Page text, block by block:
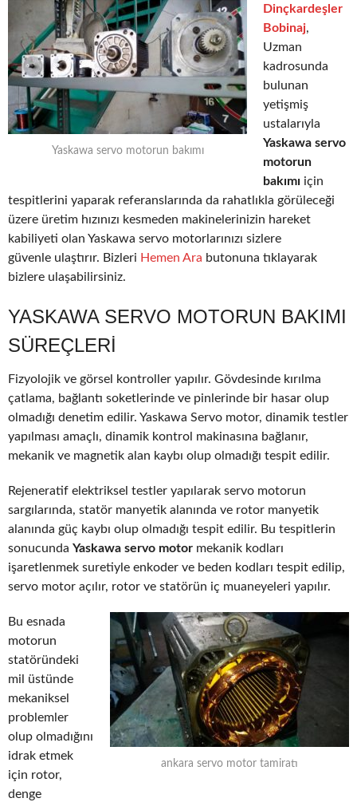
Yaskawa servo motorun bakımı
Dinçkardeşler
Bobinaj,
Uzman
kadrosunda
bulunan
yetişmiş
ustalarıyla
Yaskawa servo
motorun
bakımı için
tespitlerini yaparak referanslarında da rahatlıkla görüleceği
üzere üretim hızınızı kesmeden makinelerinizin hareket
kabiliyeti olan Yaskawa servo motorlarınızı sizlere
güvenle ulaştırır. Bizleri Hemen Ara butonuna tıklayarak
bizlere ulaşabilirsiniz.
YASKAWA SERVO MOTORUN BAKIMI
SÜREÇLERI
Fizyolojik ve görsel kontroller yapılır. Gövdesinde kırılma
çatlama, bağlantı soketlerinde ve pinlerinde bir hasar olup
olmadığı denetim edilir. Yaskawa Servo motor, dinamik testler
yapılması amaçlı, dinamik kontrol makinasına bağlanır,
mekanik ve magnetik alan kaybı olup olmadığı tespit edilir.
Rejeneratif elektriksel testler yapılarak servo motorun
sargılarında, statör manyetik alanında ve rotor manyetik
alanında güç kaybı olup olmadığı tespit edilir. Bu tespitlerin
sonucunda Yaskawa servo motor mekanik kodları
işaretlenmek suretiyle enkoder ve beden kodları tespit edilip,
servo motor açılır, rotor ve statörün iç muaneyeleri yapılır.
ankara servo motor tamiratı
Bu esnada
motorun
statöründeki
mil üstünde
mekaniksel
problemler
olup olmadığını
idrak etmek
için rotor,
denge